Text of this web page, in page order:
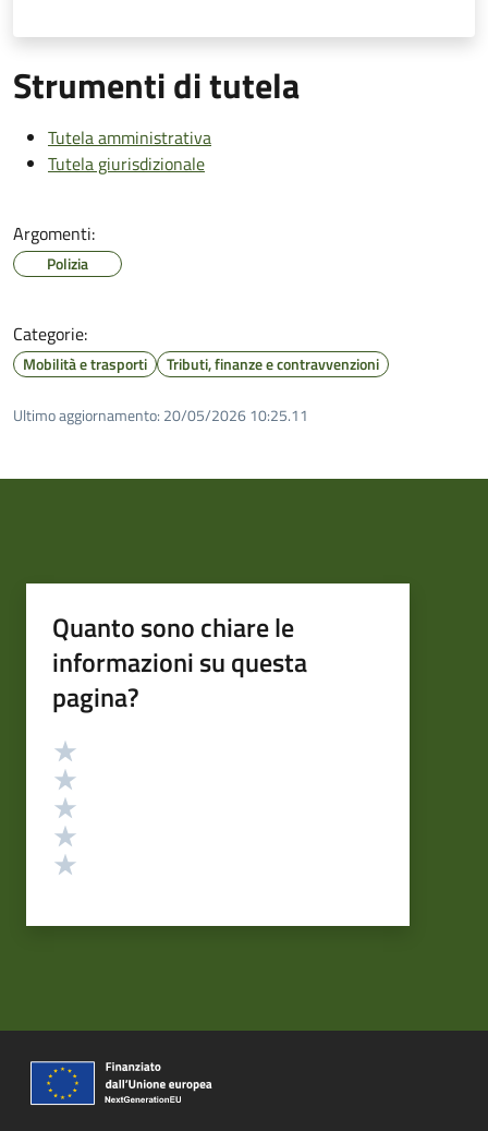
Strumenti di tutela
Tutela amministrativa
Tutela giurisdizionale
Argomenti:
Polizia
Categorie:
Mobilità e trasporti Tributi, finanze e contravvenzioni
Ultimo aggiornamento: 20/05/2026 10:25.11
Quanto sono chiare le
informazioni su questa
pagina?
Valutazione